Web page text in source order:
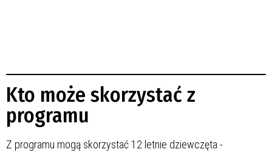
Kto może skorzystać z
programu
Z programu mogą skorzystać 12 letnie dziewczęta -